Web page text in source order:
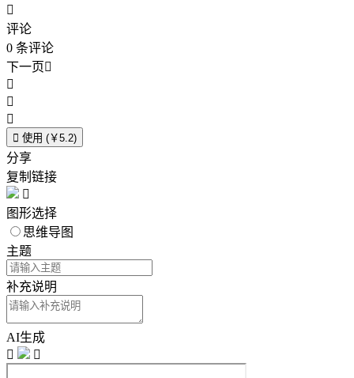

评论
0 条评论
下一页



 使用 (￥5.2)
分享
复制链接

图形选择
思维导图
主题
补充说明
AI生成

